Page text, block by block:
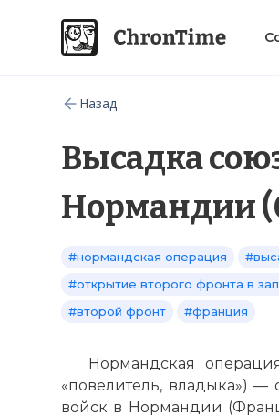
Назад
Высадка
Нормандии
#нормандская операция
#открытие второго фронта в
#второй фронт
#франция
Нормандская
«повелитель, владыка») —
войск в Нормандии